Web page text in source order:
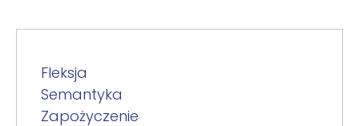
Fleksja
Semantyka
Zapożyczenie